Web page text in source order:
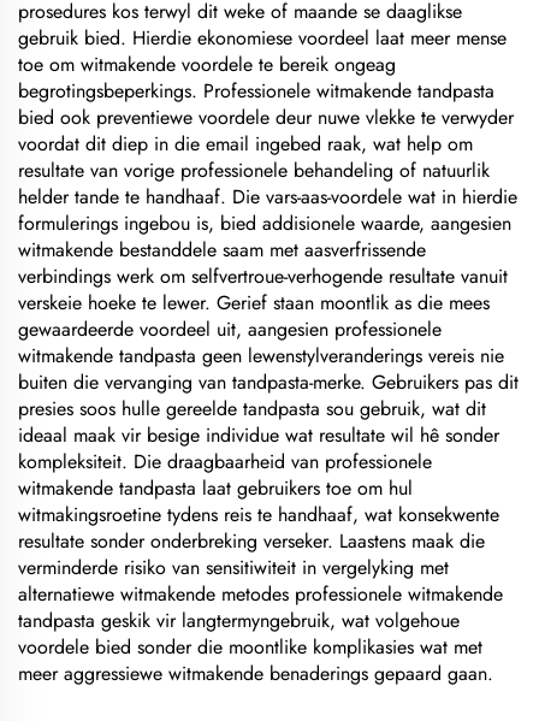
prosedures kos terwyl dit weke of maande se daaglikse
gebruik bied. Hierdie ekonomiese voordeel laat meer mense
toe om witmakende voordele te bereik ongeag
begrotingsbeperkings. Professionele witmakende tandpasta
bied ook preventiewe voordele deur nuwe vlekke te verwyder
voordat dit diep in die email ingebed raak, wat help om
resultate van vorige professionele behandeling of natuurlik
helder tande te handhaaf. Die vars-aas-voordele wat in hierdie
formulerings ingebou is, bied addisionele waarde, aangesien
witmakende bestanddele saam met aasverfrissende
verbindings werk om selfvertroue-verhogende resultate vanuit
verskeie hoeke te lewer. Gerief staan moontlik as die mees
gewaardeerde voordeel uit, aangesien professionele
witmakende tandpasta geen lewenstylveranderings vereis nie
buiten die vervanging van tandpasta-merke. Gebruikers pas dit
presies soos hulle gereelde tandpasta sou gebruik, wat dit
ideaal maak vir besige individue wat resultate wil hê sonder
kompleksiteit. Die draagbaarheid van professionele
witmakende tandpasta laat gebruikers toe om hul
witmakingsroetine tydens reis te handhaaf, wat konsekwente
resultate sonder onderbreking verseker. Laastens maak die
verminderde risiko van sensitiwiteit in vergelyking met
alternatiewe witmakende metodes professionele witmakende
tandpasta geskik vir langtermyngebruik, wat volgehoue
voordele bied sonder die moontlike komplikasies wat met
meer aggressiewe witmakende benaderings gepaard gaan.